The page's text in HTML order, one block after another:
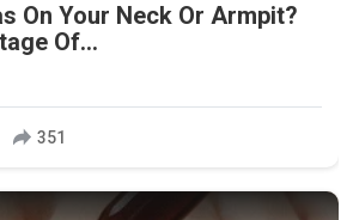
On Your Neck Or Armpit?
Of...
351